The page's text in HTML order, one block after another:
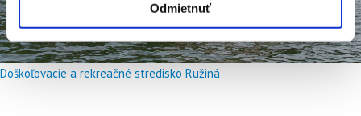
Odmietnuť
Doškoľovacie a rekreačné stredisko Ružiná